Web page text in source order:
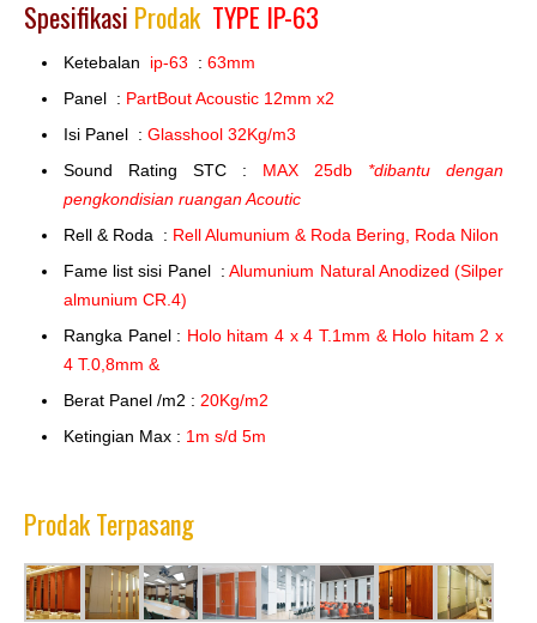
Spesifikasi Prodak TYPE IP-63
Ketebalan ip-63 : 63mm
Panel : PartBout Acoustic 12mm x2
Isi Panel : Glasshool 32Kg/m3
Sound Rating STC : MAX 25db *dibantu dengan
pengkondisian ruangan Acoutic
Rell & Roda : Rell Alumunium & Roda Bering, Roda Nilon
Fame list sisi Panel :Alumunium Natural Anodized (Silper
almunium CR.4)
Rangka Panel : Holo hitam 4 x 4 T.1mm & Holo hitam 2 x
4 T.0,8mm &
Berat Panel /m2 : 20Kg/m2
Ketingian Max : 1m s/d 5m
ProdakTerpasang